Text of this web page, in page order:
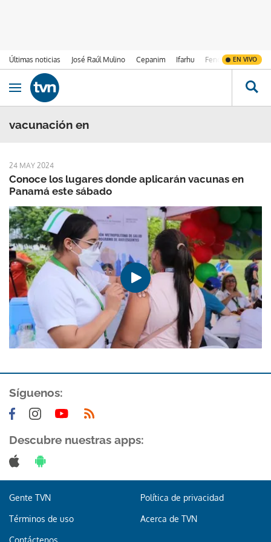
Últimas noticias José Raúl Mulino Cepanim Ifarhu Fenómeno de El
EN VIVO
Ir al contenido
Obrir navegació
vacunación en
24 MAY 2024
Conoce los lugares donde aplicarán vacunas en
Panamá este sábado
Síguenos:
Descubre nuestras apps:
Gente TVN Política de privacidad
Términos de uso Acerca de TVN